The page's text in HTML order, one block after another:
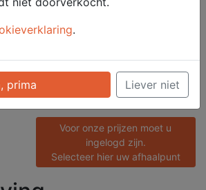
51304
Categorie
Saté/ Barbecue - Saté en
Spiezen
Voor onze prijzen moet u
ingelogd zijn.
Selecteer hier uw afhaalpunt
.
prima Liever niet